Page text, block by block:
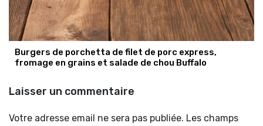
Burgers de porchetta de filet de porc express,
fromage en grains et salade de chou Buffalo
Laisser un commentaire
Votre adresse email ne sera pas publiée. Les champs